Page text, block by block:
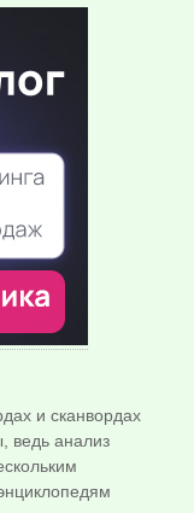
и сканвордах
ведь анализ